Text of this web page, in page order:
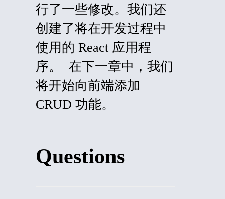
行了一些修改。我们还
创建了将在开发过程中
使用的 React 应用程
序。 在下一章中，我们
将开始向前端添加
CRUD 功能。
Questions